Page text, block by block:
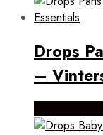
Drops
–